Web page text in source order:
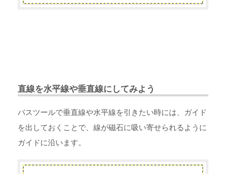
直線を水平線や垂直線にしてみよう
パスツールで垂直線や水平線を引きたい時には、ガイド
を出しておくことで、線が磁石に吸い寄せられるように
ガイドに沿います。